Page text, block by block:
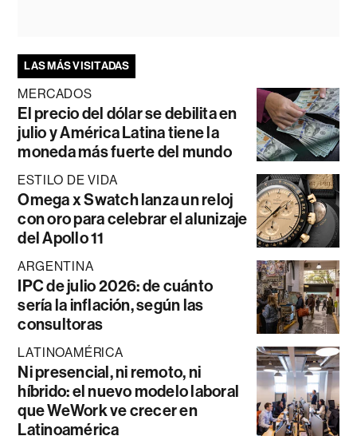
LAS MÁS VISITADAS
MERCADOS
El precio del dólar se debilita en
julio y América Latina tiene la
moneda más fuerte del mundo
ESTILO DE VIDA
Omega x Swatch lanza un reloj
con oro para celebrar el alunizaje
del Apollo 11
ARGENTINA
IPC de julio 2026: de cuánto
sería la inflación, según las
consultoras
LATINOAMÉRICA
Ni presencial, ni remoto, ni
híbrido: el nuevo modelo laboral
que WeWork ve crecer en
Latinoamérica